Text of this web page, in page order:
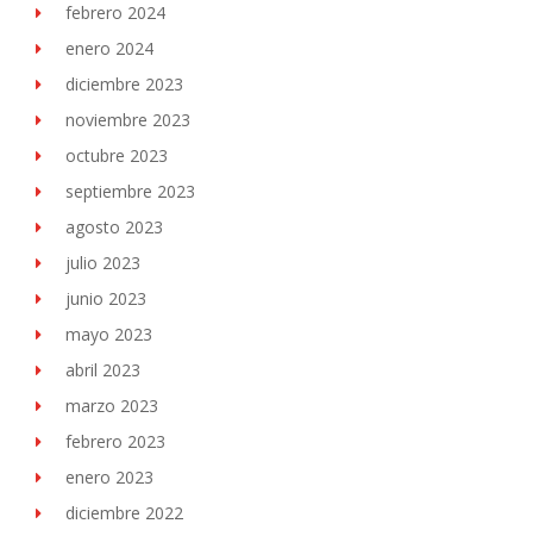
febrero 2024
enero 2024
diciembre 2023
noviembre 2023
octubre 2023
septiembre 2023
agosto 2023
julio 2023
junio 2023
mayo 2023
abril 2023
marzo 2023
febrero 2023
enero 2023
diciembre 2022